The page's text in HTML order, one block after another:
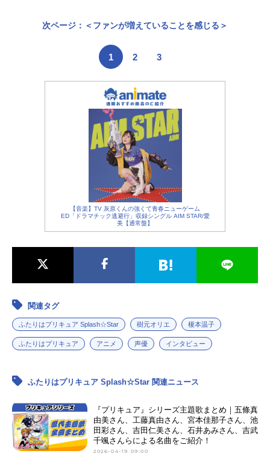
次ページ：＜ファンが増えていることを感じる＞
1 2 3
【音楽】TV 灰原くんの強くて青春ニューゲーム
ED「ドラマチック逃避行」収録シングル AIM STAR/愛
美【通常盤】
関連タグ
ふたりはプリキュア Splash☆Star 樹元オリエ 榎本温子
ふたりはプリキュア アニメ 声優 インタビュー
ふたりはプリキュア Splash☆Star 関連ニュース
『プリキュア』シリーズ主題歌まとめ｜五條真
由美さん、工藤真由さん、宮本佳那子さん、池
田彩さん、吉田仁美さん、石井あみさん、吉武
千颯さんらによる名曲をご紹介！
2026-04-19 09:00